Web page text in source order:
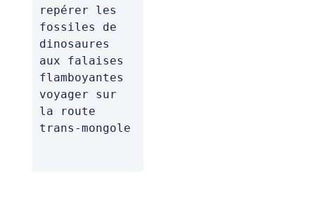
repérer les
fossiles de
dinosaures
aux falaises
flamboyantes
voyager sur
la route
trans-mongole